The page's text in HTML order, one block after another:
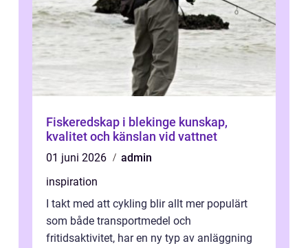
Fiskeredskap i blekinge kunskap,
kvalitet och känslan vid vattnet
01 juni 2026
admin
inspiration
I takt med att cykling blir allt mer populärt
som både transportmedel och
fritidsaktivitet, har en ny typ av anläggning